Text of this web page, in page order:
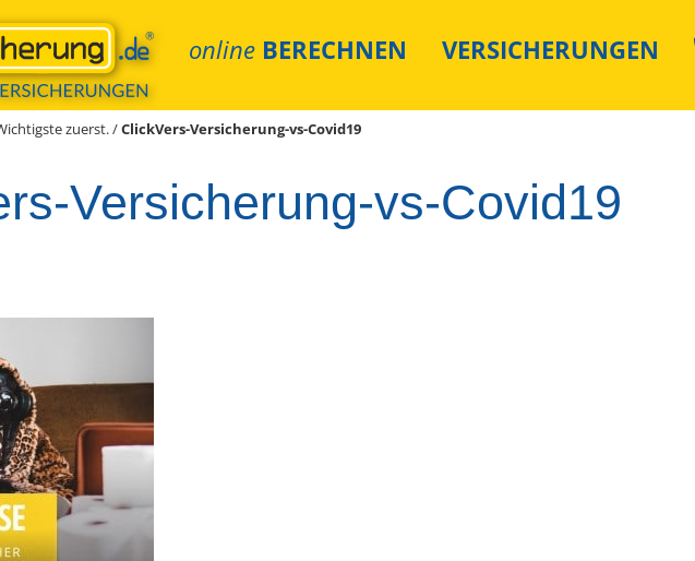
online BERECHNEN VERSICHERUNGEN
zuerst./ClickVers-Versicherung-vs-Covid19
Versicherung-vs-Covid19